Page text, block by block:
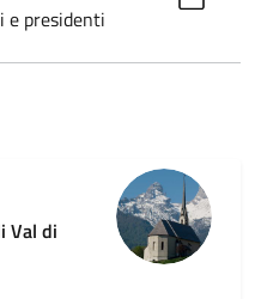
presidenti
Val di